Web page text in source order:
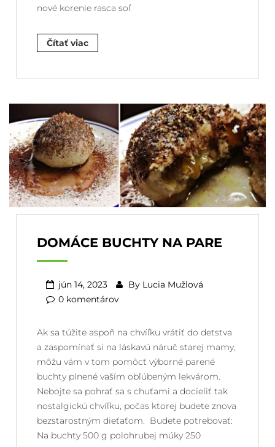
nové korenie rasca soľ
Čítať viac
DOMÁCE BUCHTY NA PARE
jún 14, 2023 By Lucia Mužlová
0 komentárov
Ak sa túžite aspoň na chvíľku vrátiť do detstva
a zaspomínať si na láskavú náruč starej mamy,
môžu vám v tom pomôcť výborné parené
buchty plnené vaším obľúbeným lekvárom.
Nebojte sa pohrať sa s chuťami a docieliť tak
nostalgickú chvíľku, počas ktorej budete znova
bezstarostným dieťaťom. Budete potrebovať:
Na buchty 500 g polohrubej múky 250